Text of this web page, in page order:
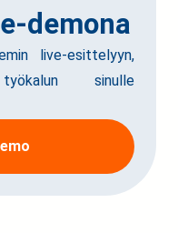
demona
live-esittelyyn,
sinulle